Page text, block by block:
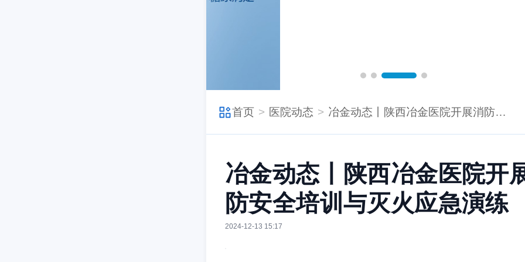
首页 医院动态 冶金动态丨陕西冶金医院开展消防安全培训与灭火应急演练
冶金动态丨陕西冶金医院开
防安全培训与灭火应急演练
2024-12-13 15:17